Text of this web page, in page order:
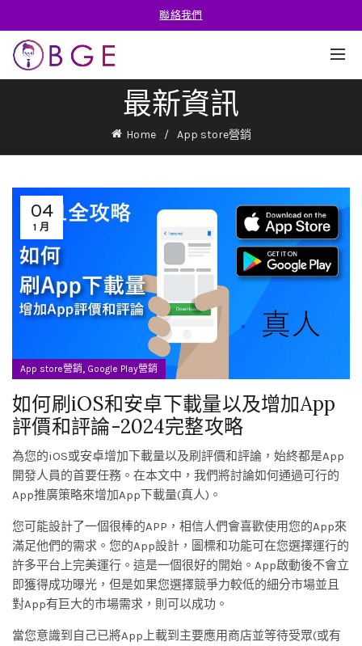
聯絡我們
最新資訊
Home App store營銷
04
1 月
App store營銷, Google Play營銷
如何刷iOS和安卓下載量以及增加App
評價和評論-2024完整攻略
為您的iOS或安卓增加下載量以及刷評價和評論，始終都是App
開發人員的首要任務。在本文中，我們將討論如何通過可行的
App推廣策略來增加App下載量(真人)。
您可能設計了一個很棒的APP，相信人們會喜歡使用您的App來
滿足他們的需求。您的App設計，圖標和功能可在您選擇運行的
許多平台上完美運行。這是一個很好的開始。App啟動後不會立
即獲得成功曝光，但是如果您選擇競爭力較低的細分市場並且
對App有巨大的市場需求，則可以成功。
當您意識到自己已將App上載到主要應用商店並等待受眾(或有